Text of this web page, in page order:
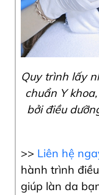
Quy trình lấy
chuẩn Y
bởi điều
>> Liên hệ
hành trình
giúp làn da